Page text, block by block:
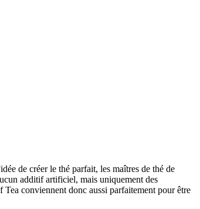
de créer le thé parfait, les maîtres de thé de
additif artificiel, mais uniquement des
conviennent donc aussi parfaitement pour être